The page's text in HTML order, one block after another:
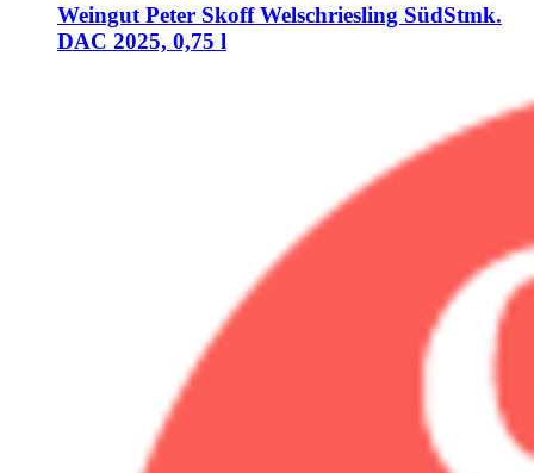
Weingut Peter SkoffWelschriesling SüdStmk.
DAC 2025, 0,75 l